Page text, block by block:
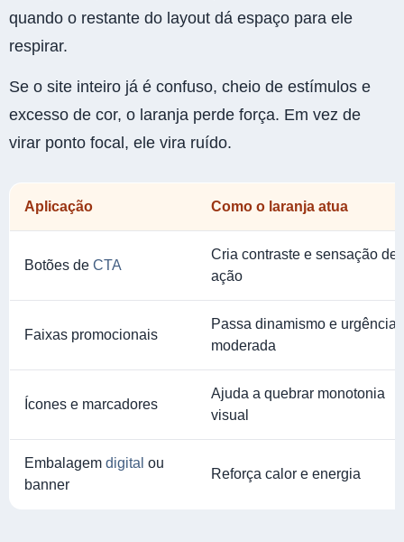
quando o restante do layout dá espaço para ele
respirar.
Se o site inteiro já é confuso, cheio de estímulos e
excesso de cor, o laranja perde força. Em vez de
virar ponto focal, ele vira ruído.
Aplicação Como o laranja atua
Botões de CTA
Cria contraste e sensação de
ação
Faixas promocionais
Passa dinamismo e urgência
moderada
Ícones e marcadores
Ajuda a quebrar monotonia
visual
Embalagem digital ou
banner
Reforça calor e energia